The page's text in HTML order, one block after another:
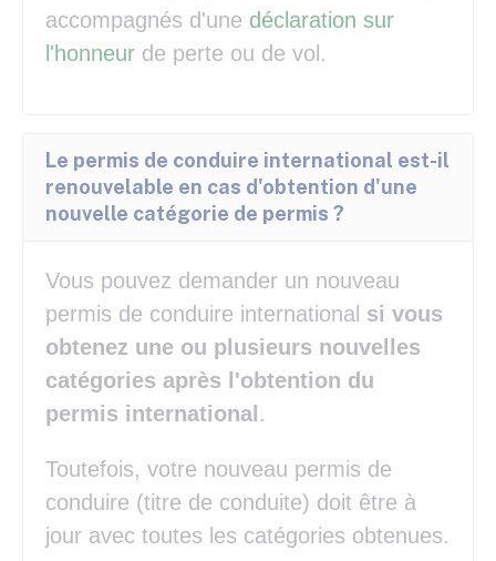
accompagnés d'une déclaration sur
l'honneur de perte ou de vol.
Le permis de conduire international est-il
renouvelable en cas d'obtention d'une
nouvelle catégorie de permis ?
Vous pouvez demander un nouveau
permis de conduire international si vous
obtenez une ou plusieurs nouvelles
catégories après l'obtention du
permis international .
Toutefois, votre nouveau permis de
conduire (titre de conduite) doit être à
jour avec toutes les catégories obtenues.